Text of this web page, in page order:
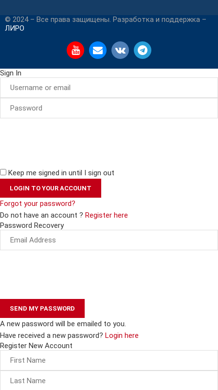
© 2024 – Все права защищены. Разработка и поддержка –
ЛИРО
Sign In
Keep me signed in until I sign out
Forgot your password?
Do not have an account ? Register here
Password Recovery
A new password will be emailed to you.
Have received a new password? Login here
Register New Account